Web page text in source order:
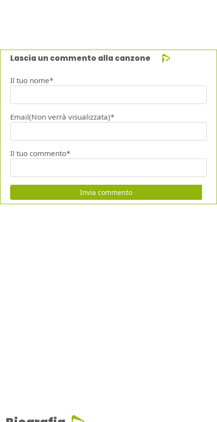
Lascia un commento alla canzone
Il tuo nome*
Email(Non verrà visualizzata)*
Il tuo commento*
Invia commento